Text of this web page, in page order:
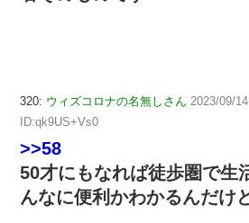
320: ウィズコロナの名無しさん 2023/09/
ID:qk9US+Vs0
>>58
50才にもなれば徒歩圏で生
んなに便利かわかるんだけ